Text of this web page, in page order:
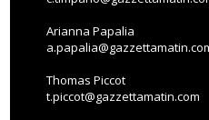
Arianna Papalia
Thomas Piccot
t.piccot@gazzettamatin.com